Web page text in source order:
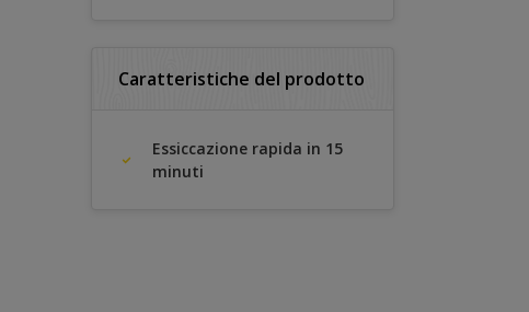
Caratteristiche del prodotto
Essiccazione rapida in 15
minuti